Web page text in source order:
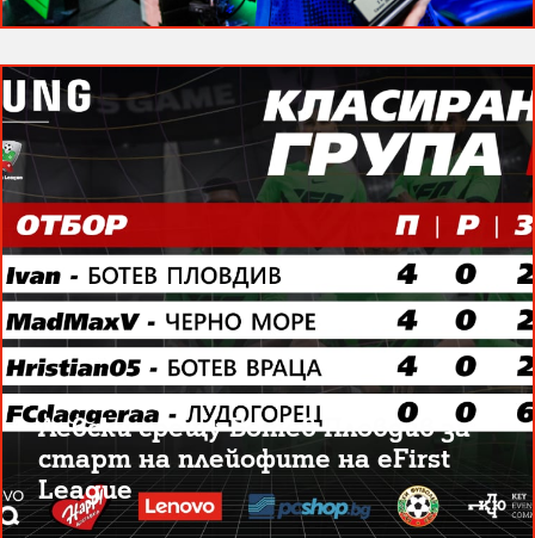
Левски срещу Ботев Пловдив за
старт на плейофите на eFirst
League